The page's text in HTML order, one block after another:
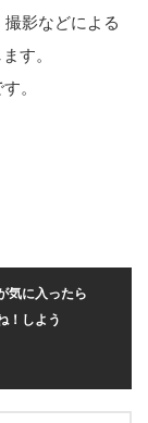
影などによる
す。
。
気に入ったら
！しよう